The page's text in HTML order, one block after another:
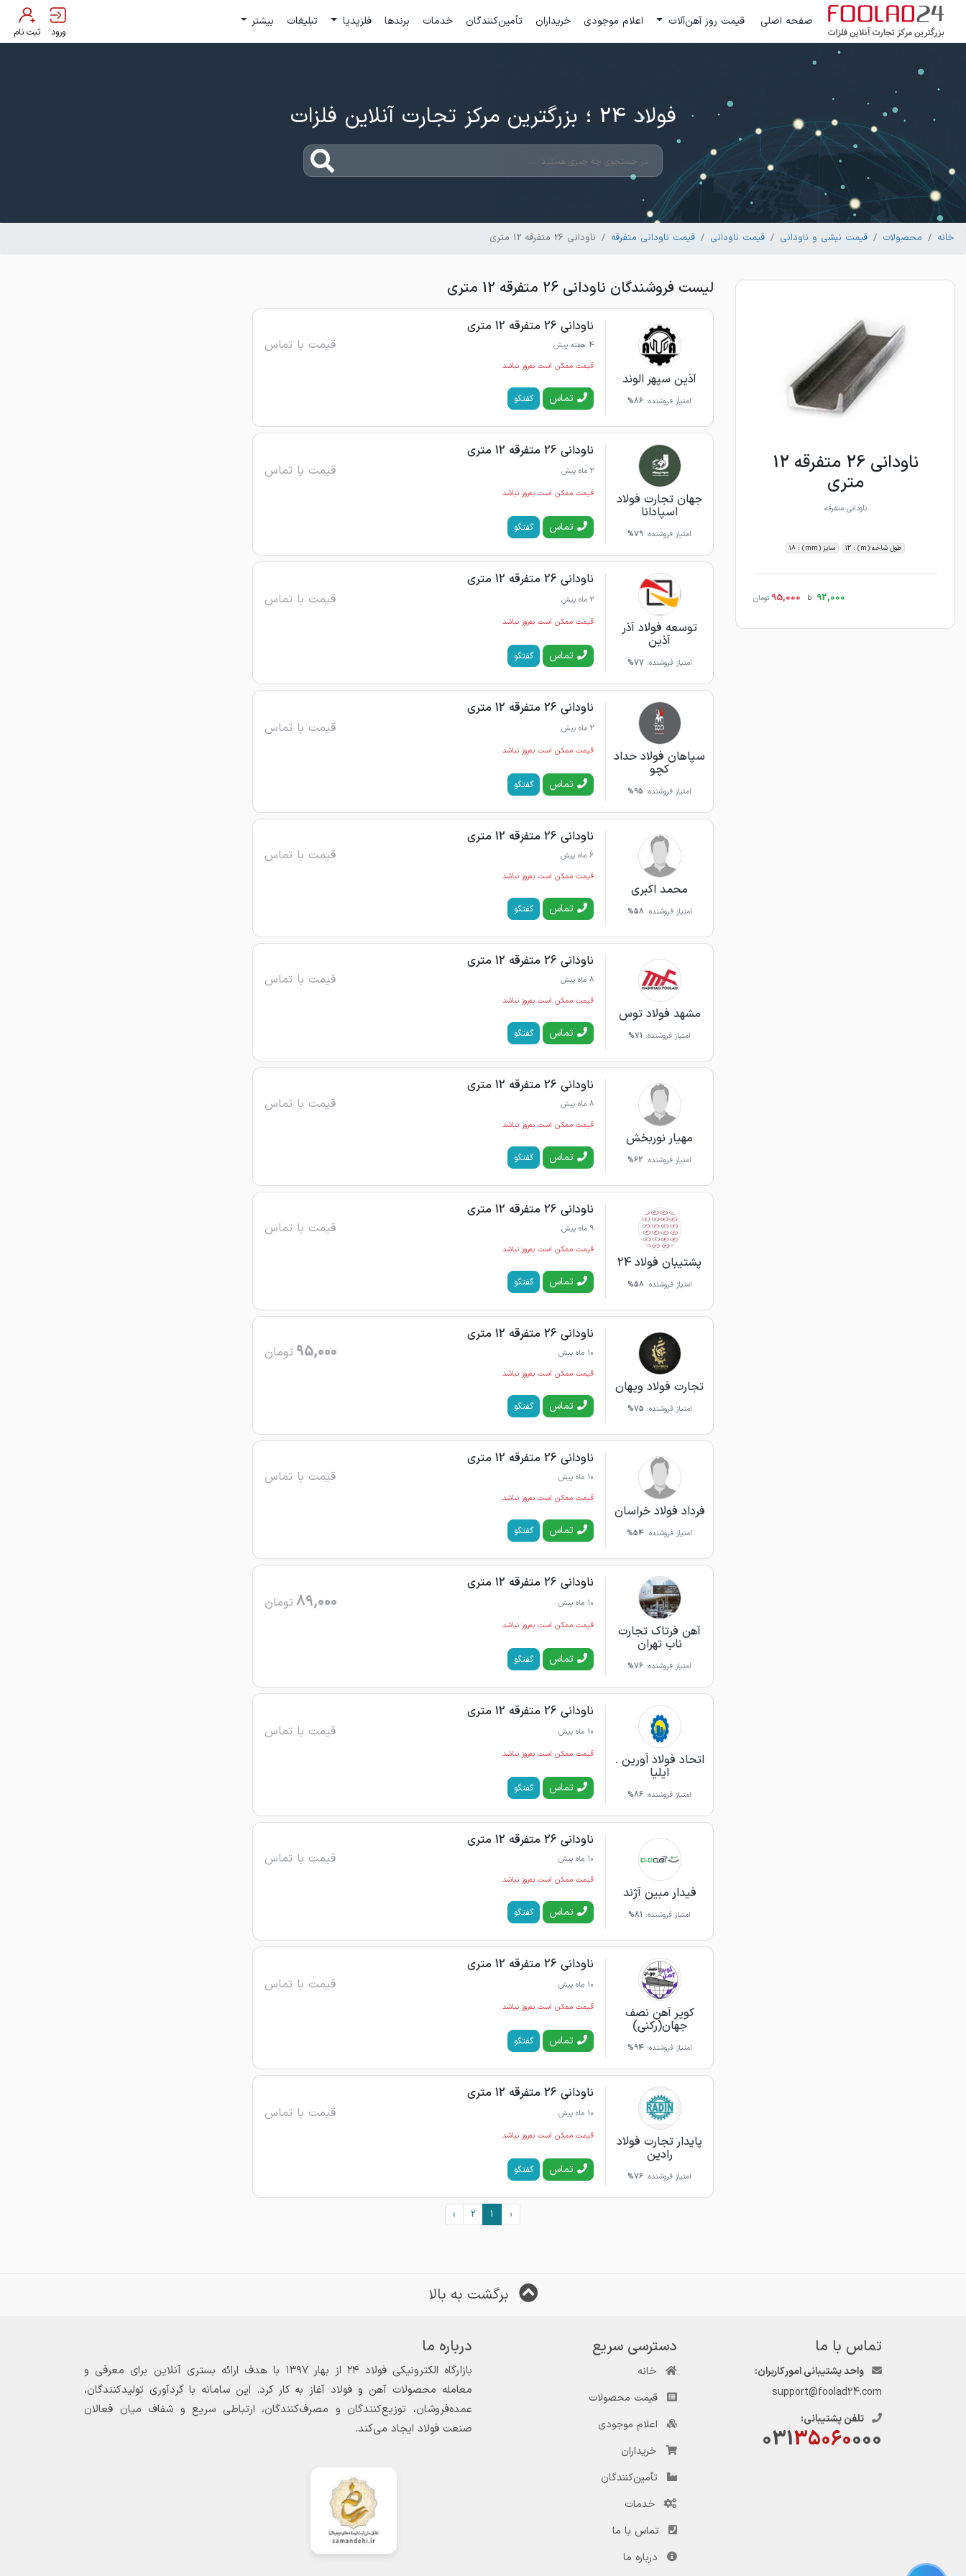
صفحه اصلی قیمت روز آهن‌آلات اعلام موجودی خریداران تأمین‌کنندگان خدمات برندها فلزپدیا تبلیغات بیشتر
ورود ثبت نام
فولاد 24 ؛ بزرگترین مرکز تجارت آنلاین فلزات
خانه محصولات قیمت نبشی و ناودانی قیمت ناودانی قیمت ناودانی متفرقه ناودانی 26 متفرقه 12 متری
ناودانی 26 متفرقه 12
متری
ناودانی متفرقه
طول شاخه (m) : 12 سایز (mm) : 18
92,000 تا 95,000 تومان
لیست فروشندگان ناودانی 26 متفرقه 12 متری
آذین سپهر الوند
امتیاز فروشنده: 86%
ناودانی 26 متفرقه 12 متری
4 هفته پیش قیمت با تماس
قیمت ممکن است به‌روز نباشد
تماس گفتگو
جهان تجارت فولاد
اسپادانا
امتیاز فروشنده: 79%
ناودانی 26 متفرقه 12 متری
2 ماه پیش قیمت با تماس
قیمت ممکن است به‌روز نباشد
تماس گفتگو
توسعه فولاد آذر
آذین
امتیاز فروشنده: 77%
ناودانی 26 متفرقه 12 متری
2 ماه پیش قیمت با تماس
قیمت ممکن است به‌روز نباشد
تماس گفتگو
سپاهان فولاد حداد
کچو
امتیاز فروشنده: 95%
ناودانی 26 متفرقه 12 متری
2 ماه پیش قیمت با تماس
قیمت ممکن است به‌روز نباشد
تماس گفتگو
محمد اکبری
امتیاز فروشنده: 58%
ناودانی 26 متفرقه 12 متری
6 ماه پیش قیمت با تماس
قیمت ممکن است به‌روز نباشد
تماس گفتگو
مشهد فولاد توس
امتیاز فروشنده: 71%
ناودانی 26 متفرقه 12 متری
8 ماه پیش قیمت با تماس
قیمت ممکن است به‌روز نباشد
تماس گفتگو
مهیار نوربخش
امتیاز فروشنده: 62%
ناودانی 26 متفرقه 12 متری
8 ماه پیش قیمت با تماس
قیمت ممکن است به‌روز نباشد
تماس گفتگو
پشتیبان فولاد 24
امتیاز فروشنده: 58%
ناودانی 26 متفرقه 12 متری
9 ماه پیش قیمت با تماس
قیمت ممکن است به‌روز نباشد
تماس گفتگو
تجارت فولاد ويهان
امتیاز فروشنده: 75%
ناودانی 26 متفرقه 12 متری
10 ماه پیش 95,000 تومان
قیمت ممکن است به‌روز نباشد
تماس گفتگو
فرداد فولاد خراسان
امتیاز فروشنده: 54%
ناودانی 26 متفرقه 12 متری
10 ماه پیش قیمت با تماس
قیمت ممکن است به‌روز نباشد
تماس گفتگو
آهن فرتاک تجارت
ناب تهران
امتیاز فروشنده: 76%
ناودانی 26 متفرقه 12 متری
10 ماه پیش 89,000 تومان
قیمت ممکن است به‌روز نباشد
تماس گفتگو
اتحاد فولاد اَورین .
ایلیا
امتیاز فروشنده: 86%
ناودانی 26 متفرقه 12 متری
10 ماه پیش قیمت با تماس
قیمت ممکن است به‌روز نباشد
تماس گفتگو
فیدار مبین آژند
امتیاز فروشنده: 81%
ناودانی 26 متفرقه 12 متری
10 ماه پیش قیمت با تماس
قیمت ممکن است به‌روز نباشد
تماس گفتگو
کویر آهن نصف
جهان(رکنی)
امتیاز فروشنده:94%
ناودانی 26 متفرقه 12 متری
10 ماه پیش قیمت با تماس
قیمت ممکن است به‌روز نباشد
تماس گفتگو
پایدار تجارت فولاد
رادین
امتیاز فروشنده: 76%
ناودانی 26 متفرقه 12 متری
10 ماه پیش قیمت با تماس
قیمت ممکن است به‌روز نباشد
تماس گفتگو
‹
1
2
›
برگشت به بالا
تماس با ما
واحد پشتیبانی امور کاربران:
support@foolad24.com
تلفن پشتیبانی:
03135060000
دسترسی سریع
خانه
قیمت محصولات
اعلام موجودی
خریداران
تأمین‌کنندگان
خدمات
تماس با ما
درباره ما
درباره ما
بازارگاه الکترونیکی فولاد ۲۴ از بهار ۱۳۹۷ با هدف ارائه بستری آنلاین برای معرفی و
معامله محصولات آهن و فولاد آغاز به کار کرد. این سامانه با گردآوری تولیدکنندگان،
عمده‌فروشان، توزیع‌کنندگان و مصرف‌کنندگان، ارتباطی سریع و شفاف میان فعالان
صنعت فولاد ایجاد می‌کند.